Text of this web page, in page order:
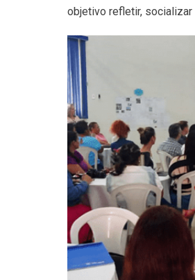
objetivo refletir, socializar